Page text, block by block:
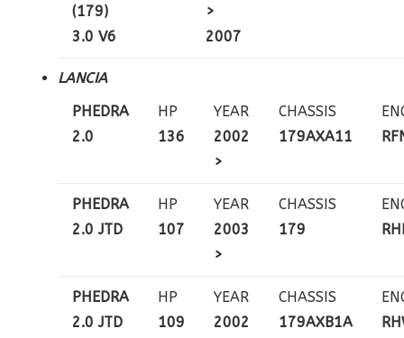
(179)
3.0 V6
>
2007
LANCIA
PHEDRA
2.0
HP
136
YEAR
2002
>
CHASSIS
179AXA11
PHEDRA
2.0 JTD
HP
107
YEAR
2003
>
CHASSIS
179
PHEDRA
2.0 JTD
HP
109
YEAR
2002
CHASSIS
179AXB1A